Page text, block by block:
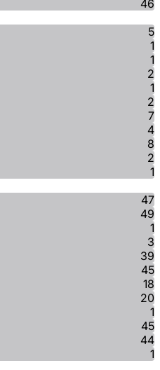
46
5
1
1
2
1
2
7
4
8
2
1
47
49
1
3
39
45
18
20
1
45
44
1